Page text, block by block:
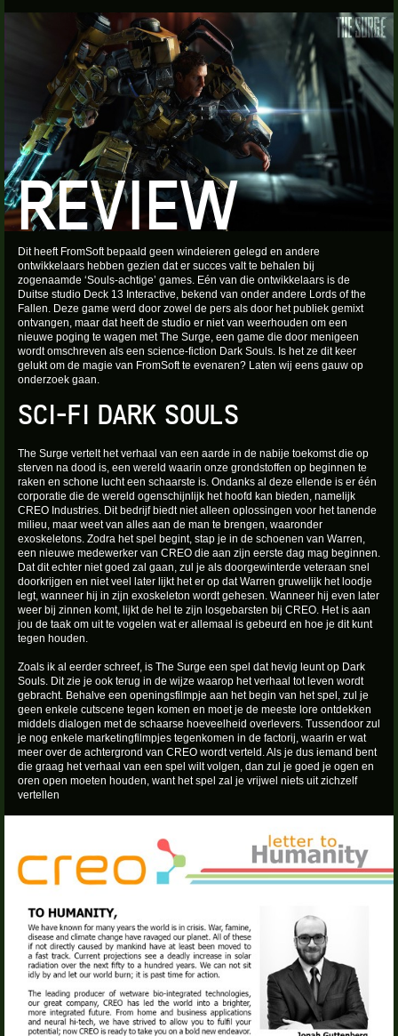
REVIEW
Dit heeft FromSoft bepaald geen windeieren gelegd en andere
ontwikkelaars hebben gezien dat er succes valt te behalen bij
zogenaamde ‘Souls-achtige’ games. Eén van die ontwikkelaars is de
Duitse studio Deck 13 Interactive, bekend van onder andere Lords of the
Fallen. Deze game werd door zowel de pers als door het publiek gemixt
ontvangen, maar dat heeft de studio er niet van weerhouden om een
nieuwe poging te wagen met The Surge, een game die door menigeen
wordt omschreven als een science-fiction Dark Souls. Is het ze dit keer
gelukt om de magie van FromSoft te evenaren? Laten wij eens gauw op
onderzoek gaan.
SCI-FI DARK SOULS
The Surge vertelt het verhaal van een aarde in de nabije toekomst die op
sterven na dood is, een wereld waarin onze grondstoffen op beginnen te
raken en schone lucht een schaarste is. Ondanks al deze ellende is er één
corporatie die de wereld ogenschijnlijk het hoofd kan bieden, namelijk
CREO Industries. Dit bedrijf biedt niet alleen oplossingen voor het tanende
milieu, maar weet van alles aan de man te brengen, waaronder
exoskeletons. Zodra het spel begint, stap je in de schoenen van Warren,
een nieuwe medewerker van CREO die aan zijn eerste dag mag beginnen.
Dat dit echter niet goed zal gaan, zul je als doorgewinterde veteraan snel
doorkrijgen en niet veel later lijkt het er op dat Warren gruwelijk het loodje
legt, wanneer hij in zijn exoskeleton wordt gehesen. Wanneer hij even later
weer bij zinnen komt, lijkt de hel te zijn losgebarsten bij CREO. Het is aan
jou de taak om uit te vogelen wat er allemaal is gebeurd en hoe je dit kunt
tegen houden.
Zoals ik al eerder schreef, is The Surge een spel dat hevig leunt op Dark
Souls. Dit zie je ook terug in de wijze waarop het verhaal tot leven wordt
gebracht. Behalve een openingsfilmpje aan het begin van het spel, zul je
geen enkele cutscene tegen komen en moet je de meeste lore ontdekken
middels dialogen met de schaarse hoeveelheid overlevers. Tussendoor zul
je nog enkele marketingfilmpjes tegenkomen in de factorij, waarin er wat
meer over de achtergrond van CREO wordt verteld. Als je dus iemand bent
die graag het verhaal van een spel wilt volgen, dan zul je goed je ogen en
oren open moeten houden, want het spel zal je vrijwel niets uit zichzelf
vertellen